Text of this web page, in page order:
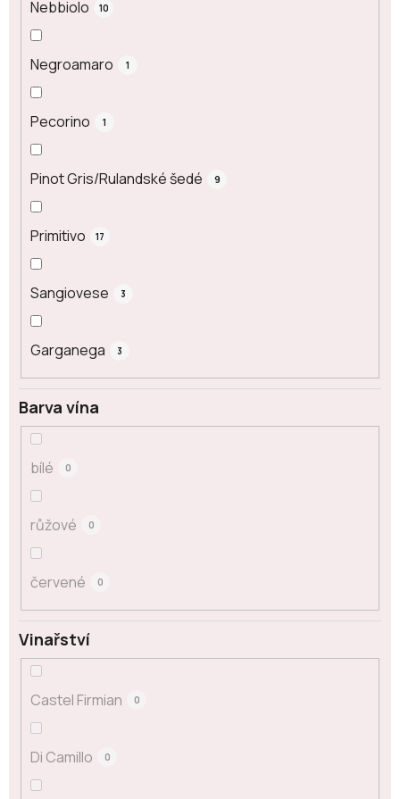
Nebbiolo 10
Negroamaro 1
Pecorino 1
Pinot Gris/Rulandské šedé 9
Primitivo 17
Sangiovese 3
Garganega 3
Barva vína
bílé 0
růžové 0
červené 0
Vinařství
Castel Firmian 0
Di Camillo 0